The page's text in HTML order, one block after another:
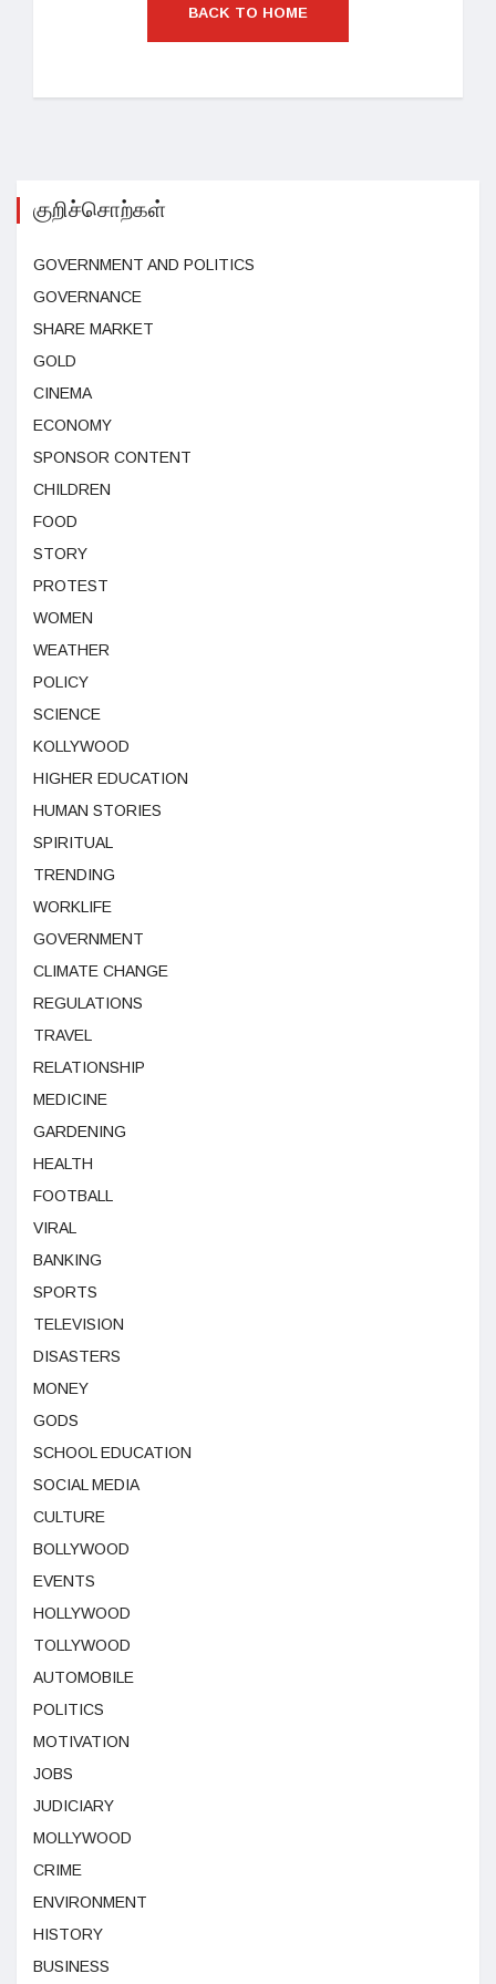
BACK TO HOME
குறிச்சொற்கள்
GOVERNMENT AND POLITICS
GOVERNANCE
SHARE MARKET
GOLD
CINEMA
ECONOMY
SPONSOR CONTENT
CHILDREN
FOOD
STORY
PROTEST
WOMEN
WEATHER
POLICY
SCIENCE
KOLLYWOOD
HIGHER EDUCATION
HUMAN STORIES
SPIRITUAL
TRENDING
WORKLIFE
GOVERNMENT
CLIMATE CHANGE
REGULATIONS
TRAVEL
RELATIONSHIP
MEDICINE
GARDENING
HEALTH
FOOTBALL
VIRAL
BANKING
SPORTS
TELEVISION
DISASTERS
MONEY
GODS
SCHOOL EDUCATION
SOCIAL MEDIA
CULTURE
BOLLYWOOD
EVENTS
HOLLYWOOD
TOLLYWOOD
AUTOMOBILE
POLITICS
MOTIVATION
JOBS
JUDICIARY
MOLLYWOOD
CRIME
ENVIRONMENT
HISTORY
BUSINESS